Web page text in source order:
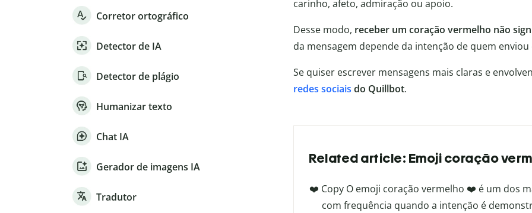
Corretor ortográfico
Detector de IA
Detector de plágio
Humanizar texto
Chat IA
Gerador de imagens IA
Tradutor
carinho, afeto, admiração ou apoio.
Desse modo, receber um coração vermelho não
da mensagem depende da intenção de quem
Se quiser escrever mensagens mais claras e
redes sociais do Quillbot.
Related article: Emoji coração
❤️ Copy O emoji coração vermelho ❤️ é um dos
com frequência quando a intenção é